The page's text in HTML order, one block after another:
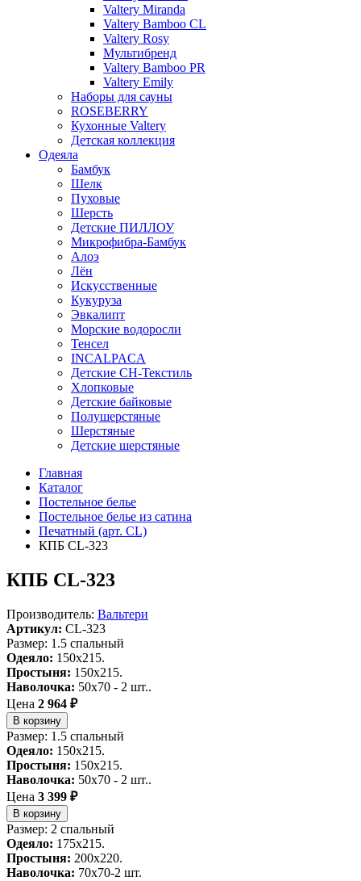
Valtery Miranda
Valtery Bamboo CL
Valtery Rosy
Мультибренд
Valtery Bamboo PR
Valtery Emily
Наборы для сауны
ROSEBERRY
Кухонные Valtery
Детская коллекция
Одеяла
Бамбук
Шелк
Пуховые
Шерсть
Детские ПИЛЛОУ
Микрофибра-Бамбук
Алоэ
Лён
Искусственные
Кукуруза
Эвкалипт
Морские водоросли
Тенсел
INCALPACA
Детские СН-Текстиль
Хлопковые
Детские байковые
Полушерстяные
Шерстяные
Детские шерстяные
Главная
Каталог
Постельное белье
Постельное белье из сатина
Печатный (арт. СL)
КПБ CL-323
КПБ CL-323
Производитель: Вальтери
Артикул: CL-323
Размер: 1.5 спальный
Одеяло: 150x215.
Простыня: 150x215.
Наволочка: 50x70 - 2 шт..
Цена 2 964 ₽
В корзину
Размер: 1.5 спальный
Одеяло: 150x215.
Простыня: 150x215.
Наволочка: 50x70 - 2 шт..
Цена 3 399 ₽
В корзину
Размер: 2 спальный
Одеяло: 175x215.
Простыня: 200x220.
Наволочка: 70x70-2 шт.